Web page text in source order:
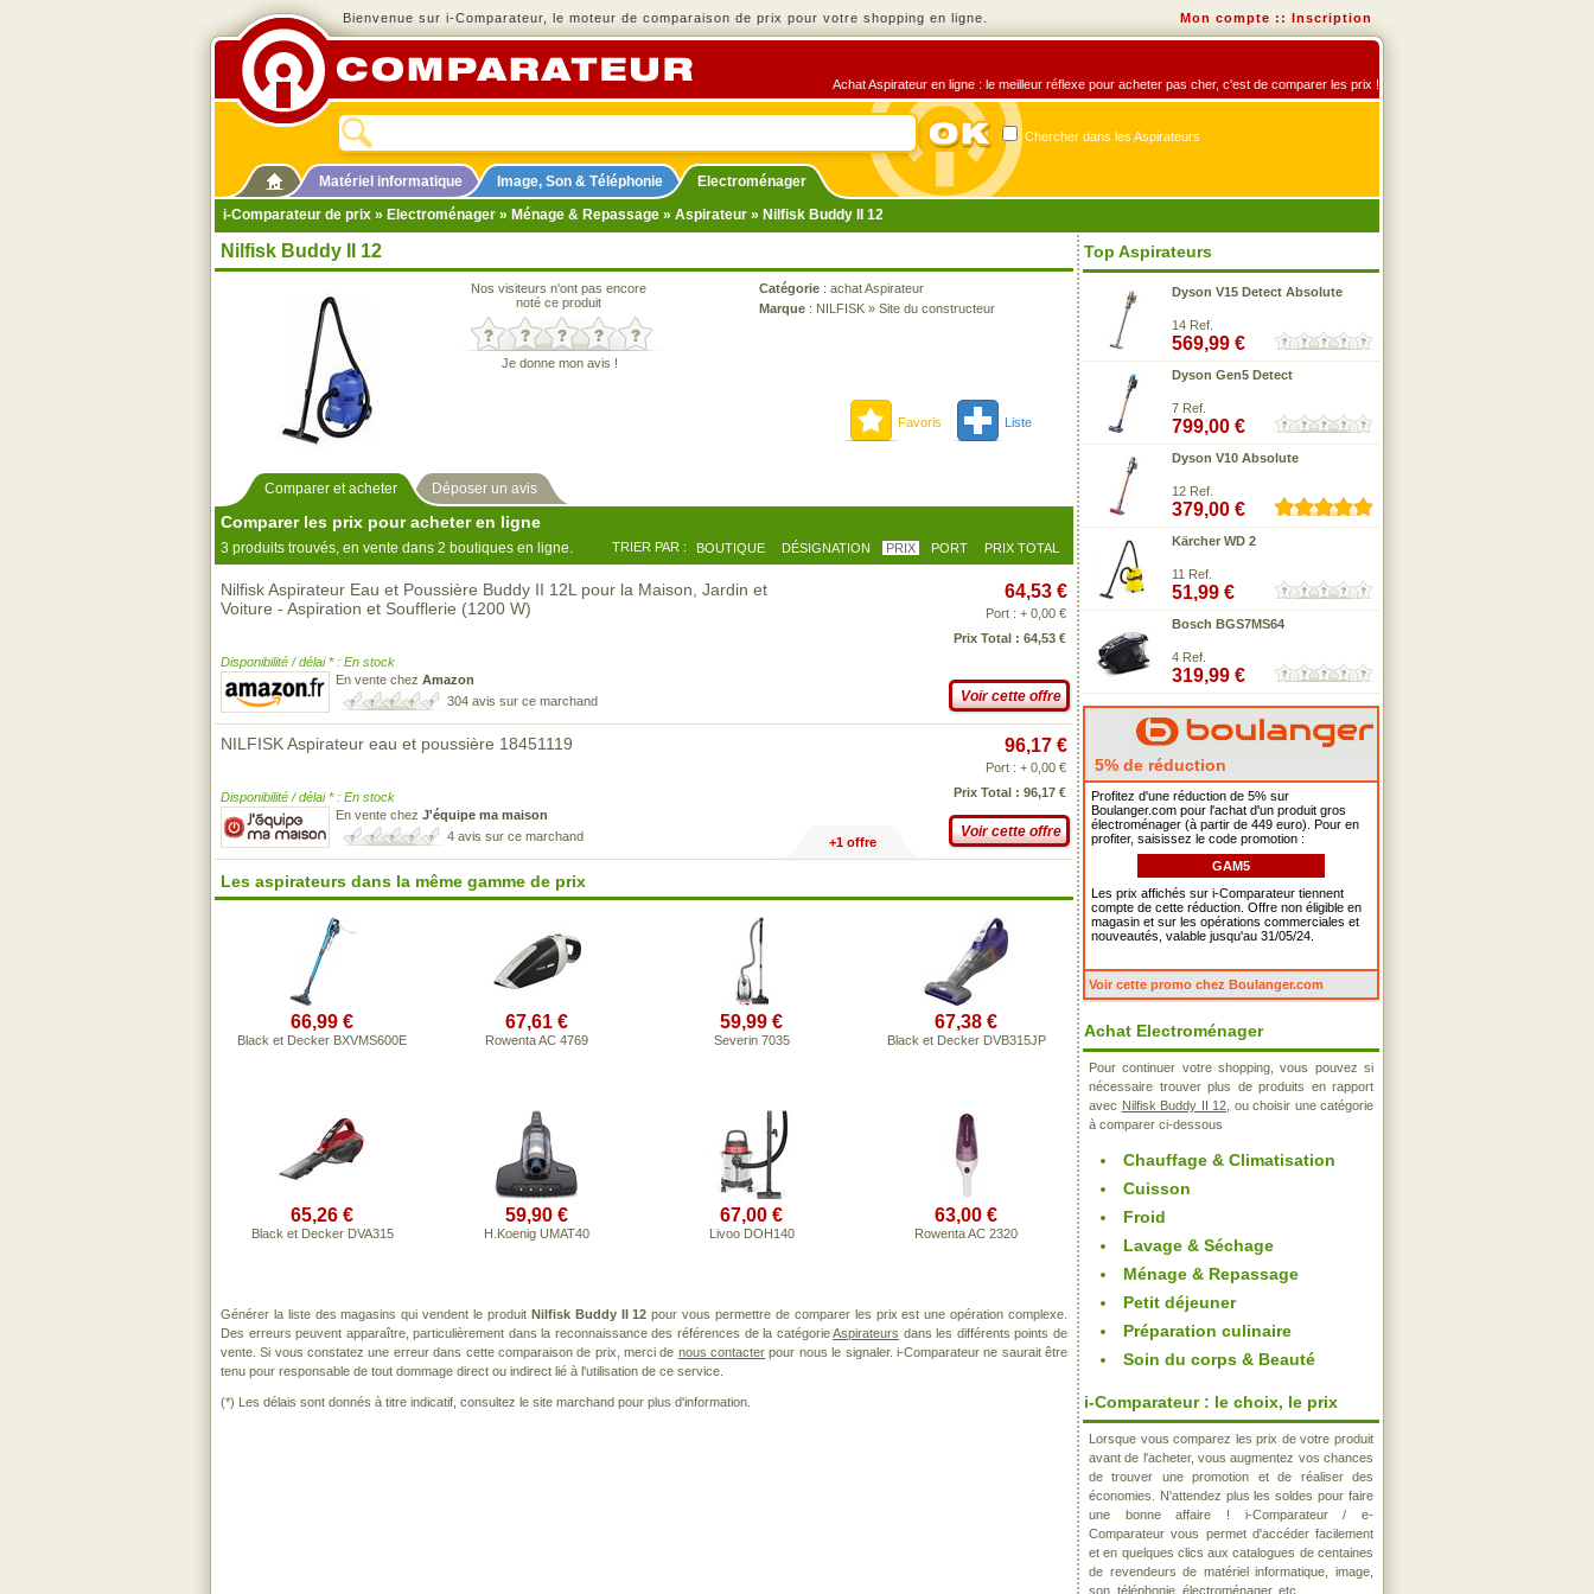
Bienvenue sur i-Comparateur, le moteur de comparaison de prix pour votre shopping en ligne. Mon compte :: Inscription
Achat Aspirateur en ligne : le meilleur réflexe pour acheter pas cher, c'est de comparer les prix !
Chercher dans les Aspirateurs
Matériel informatique Image, Son & Téléphonie
Electroménager
i-Comparateur de prix » Electroménager » Ménage & Repassage » Aspirateur » Nilfisk Buddy II 12
Nilfisk Buddy II 12
Nos visiteurs n'ont pas encore
noté ce produit
Je donne mon avis !
Catégorie : achat Aspirateur
Marque : NILFISK » Site du constructeur
Favoris Liste
Comparer et acheter Déposer un avis
Comparer les prix pour acheter en ligne
3 produits trouvés, en vente dans 2 boutiques en ligne. TRIER PAR : BOUTIQUE DÉSIGNATION PRIX PORT PRIX TOTAL
Nilfisk Aspirateur Eau et Poussière Buddy II 12L pour la Maison, Jardin et
Voiture - Aspiration et Soufflerie (1200 W)
Disponibilité / délai * : En stock
En vente chez Amazon
304 avis sur ce marchand
64,53 €
Port : + 0,00 €
Prix Total : 64,53 €
Voir cette offre
NILFISK Aspirateur eau et poussière 18451119
Disponibilité / délai * : En stock
En vente chez J'équipe ma maison
4 avis sur ce marchand
96,17 €
Port : + 0,00 €
Prix Total : 96,17 €
Voir cette offre
+1 offre
Les aspirateurs dans la même gamme de prix
66,99 €
Black et Decker BXVMS600E
67,61 €
Rowenta AC 4769
59,99 €
Severin 7035
67,38 €
Black et Decker DVB315JP
65,26 €
Black et Decker DVA315
59,90 €
H.Koenig UMAT40
67,00 €
Livoo DOH140
63,00 €
Rowenta AC 2320
Générer la liste des magasins qui vendent le produit Nilfisk Buddy II 12 pour vous permettre de comparer les prix est une opération complexe.
Des erreurs peuvent apparaître, particulièrement dans la reconnaissance des références de la catégorieAspirateurs dans les différents points de
vente. Si vous constatez une erreur dans cette comparaison de prix, merci de nous contacter pour nous le signaler. i-Comparateur ne saurait être
tenu pour responsable de tout dommage direct ou indirect lié à l'utilisation de ce service.
(*) Les délais sont donnés à titre indicatif, consultez le site marchand pour plus d'information.
Top Aspirateurs
Dyson V15 Detect Absolute
14 Ref.
569,99 €
Dyson Gen5 Detect
7 Ref.
799,00 €
Dyson V10 Absolute
12 Ref.
379,00 €
Kärcher WD 2
11 Ref.
51,99 €
Bosch BGS7MS64
4 Ref.
319,99 €
5% de réduction
Profitez d'une réduction de 5% sur
Boulanger.com pour l'achat d'un produit gros
électroménager (à partir de 449 euro). Pour en
profiter, saisissez le code promotion :
GAM5
Les prix affichés sur i-Comparateur tiennent
compte de cette réduction. Offre non éligible en
magasin et sur les opérations commerciales et
nouveautés, valable jusqu'au 31/05/24.
Voir cette promo chez Boulanger.com
Achat Electroménager
Pour continuer votre shopping, vous pouvez si
nécessaire trouver plus de produits en rapport
avec Nilfisk Buddy II 12 , ou choisir une catégorie
à comparer ci-dessous
Chauffage & Climatisation
Cuisson
Froid
Lavage & Séchage
Ménage & Repassage
Petit déjeuner
Préparation culinaire
Soin du corps & Beauté
i-Comparateur : le choix, le prix
Lorsque vous comparez les prix de votre produit
avant de l'acheter, vous augmentez vos chances
de trouver une promotion et de réaliser des
économies. N'attendez plus les soldes pour faire
une bonne affaire ! i-Comparateur / e-
Comparateur vous permet d'accéder facilement
et en quelques clics aux catalogues de centaines
de revendeurs de matériel informatique, image,
son, téléphonie, électroménager, etc..